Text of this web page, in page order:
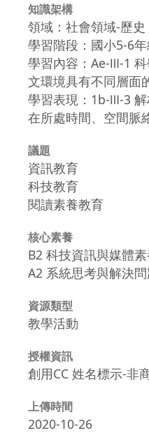
知識架構
領域：社會領域-歷史
學習階段：國小5-6
學習內容：Ae-Ⅲ-1
文環境具有不同層面
學習表現：1b-Ⅲ-3
在所處時間、空間脈
議題
資訊教育
科技教育
閱讀素養教育
核心素養
B2 科技資訊與媒體
A2 系統思考與解決問
資源類型
教學活動
授權資訊
創用CC 姓名標示-非
上傳時間
2020-10-26